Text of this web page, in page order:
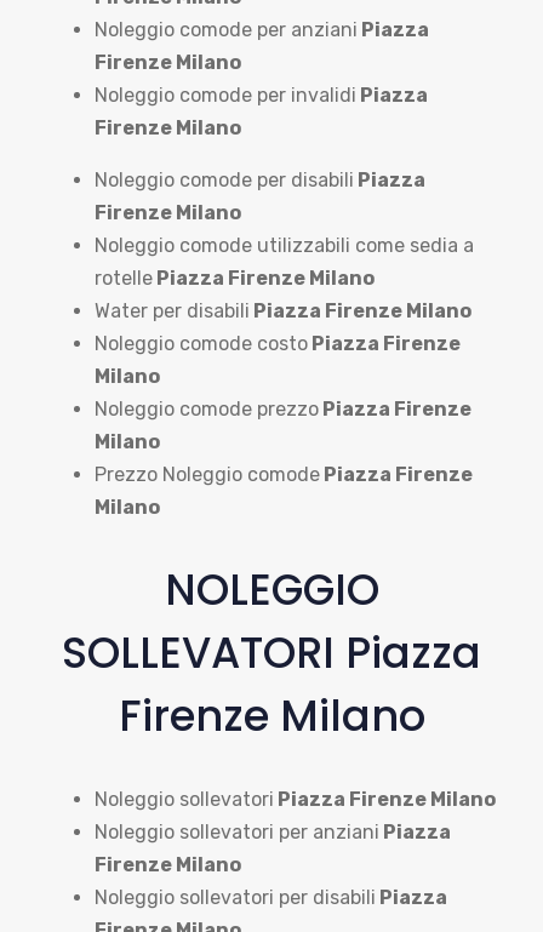
Noleggio comode per anziani Piazza
Firenze Milano
Noleggio comode per invalidi Piazza
Firenze Milano
Noleggio comode per disabili Piazza
Firenze Milano
Noleggio comode utilizzabili come sedia a
rotelle Piazza Firenze Milano
Water per disabili Piazza Firenze Milano
Noleggio comode costo Piazza Firenze
Milano
Noleggio comode prezzo Piazza Firenze
Milano
Prezzo Noleggio comode Piazza Firenze
Milano
NOLEGGIO
SOLLEVATORI Piazza
Firenze Milano
Noleggio sollevatori Piazza Firenze Milano
Noleggio sollevatori per anziani Piazza
Firenze Milano
Noleggio sollevatori per disabili Piazza